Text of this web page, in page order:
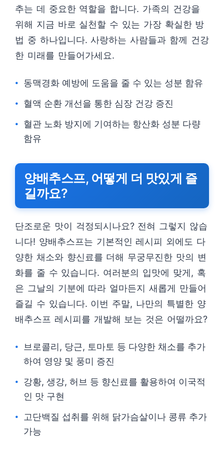
추는 데 중요한 역할을 합니다. 가족의 건강을
위해 지금 바로 실천할 수 있는 가장 확실한 방
법 중 하나입니다. 사랑하는 사람들과 함께 건강
한 미래를 만들어가세요.
동맥경화 예방에 도움을 줄 수 있는 성분 함유
혈액 순환 개선을 통한 심장 건강 증진
혈관 노화 방지에 기여하는 항산화 성분 다량
함유
양배추스프, 어떻게 더 맛있게 즐
길까요?
단조로운 맛이 걱정되시나요? 전혀 그렇지 않습
니다! 양배추스프는 기본적인 레시피 외에도 다
양한 채소와 향신료를 더해 무궁무진한 맛의 변
화를 줄 수 있습니다. 여러분의 입맛에 맞게, 혹
은 그날의 기분에 따라 얼마든지 새롭게 만들어
즐길 수 있습니다. 이번 주말, 나만의 특별한 양
배추스프 레시피를 개발해 보는 것은 어떨까요?
브로콜리, 당근, 토마토 등 다양한 채소를 추가
하여 영양 및 풍미 증진
강황, 생강, 허브 등 향신료를 활용하여 이국적
인 맛 구현
고단백질 섭취를 위해 닭가슴살이나 콩류 추가
가능